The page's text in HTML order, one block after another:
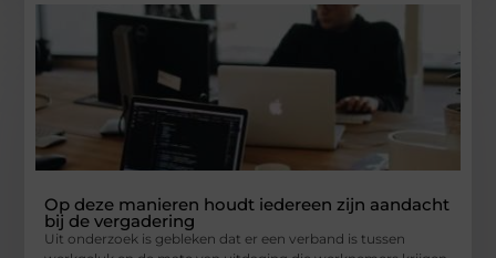
Op deze manieren houdt iedereen zijn aandacht
bij de vergadering
Uit onderzoek is gebleken dat er een verband is tussen